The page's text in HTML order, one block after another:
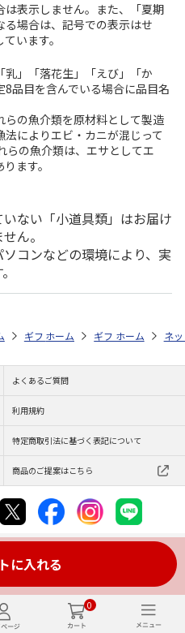
0
表示しません。また、「夏期
場合は、記号での表示はせ
います。
」「落花生」「えび」「か
品目を含んでいる場合に品目名
の魚介類を原材料として製造
によりエビ・カニが混じって
らの魚介類は、エサとしてエ
ます。
ない「小道具類」はお届け
ん。
コンなどの環境により、実
に入れる
し 法要・香典返し 日本の極み
内祝い・お返し 法要・香典返し
ギフト通販 お祝い・贈りもの
ホーム ギフト通販 お
ホーム ネ
よくあるご質問
利用規約
特定商取引法に基づく表記について
商品のご提案はこちら
Co.,Ltd. All Rights Reserved.